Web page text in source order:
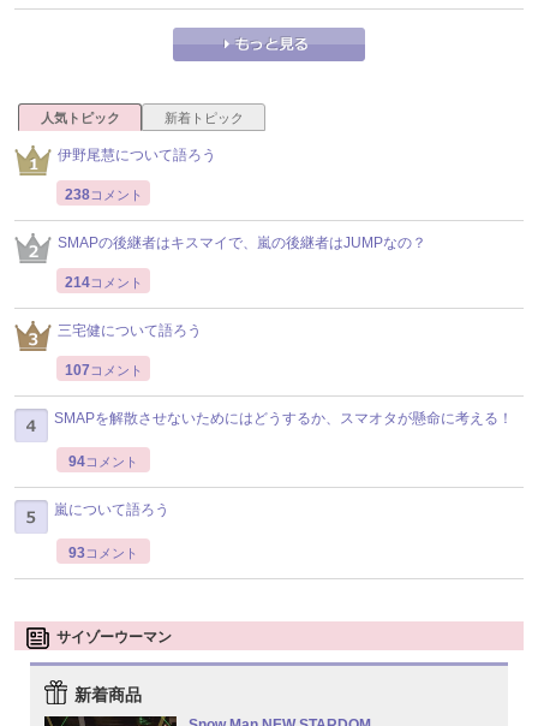
人気トピック 新着トピック
伊野尾慧について語ろう
238コメント
SMAPの後継者はキスマイで、嵐の後継者はJUMPなの？
214コメント
三宅健について語ろう
107 コメント
SMAPを解散させないためにはどうするか、スマオタが懸命に考える！
94コメント
嵐について語ろう
93コメント
サイゾーウーマン
新着商品